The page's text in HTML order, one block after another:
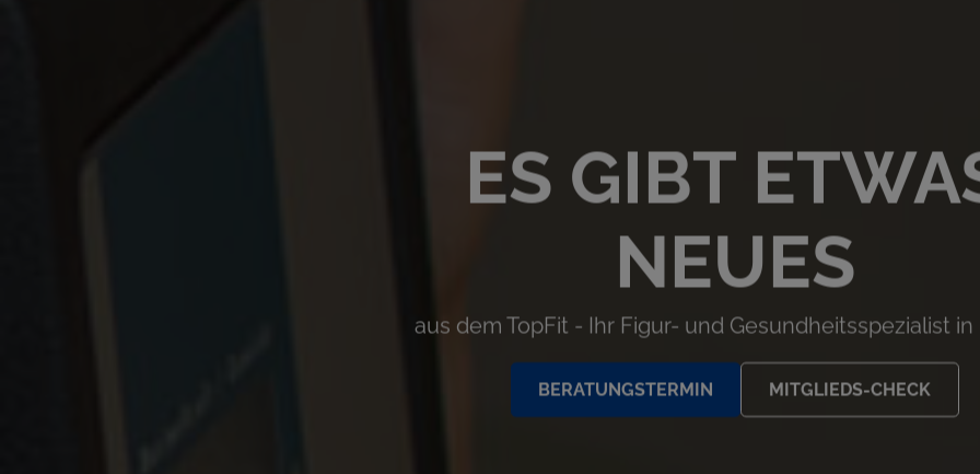
ES GIBT
NEUES
aus dem TopFit - Ihr Figur- und Gesundheitsspezialist
BERATUNGSTERMIN MITGLIEDS-CHECK